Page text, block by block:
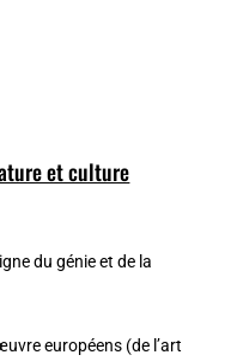
et culture
du génie et de la
européens (de l’art